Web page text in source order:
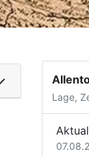
Lage,